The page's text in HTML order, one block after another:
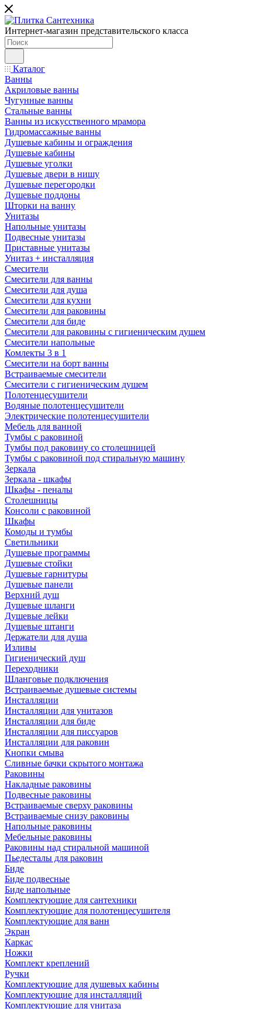
Интернет-магазин представительского класса
Каталог
Ванны
Акриловые ванны
Чугунные ванны
Стальные ванны
Ванны из искусственного мрамора
Гидромассажные ванны
Душевые кабины и ограждения
Душевые кабины
Душевые уголки
Душевые двери в нишу
Душевые перегородки
Душевые поддоны
Шторки на ванну
Унитазы
Напольные унитазы
Подвесные унитазы
Приставные унитазы
Унитаз + инсталляция
Смесители
Смесители для ванны
Смесители для душа
Смесители для кухни
Смесители для раковины
Смесители для биде
Смесители для раковины с гигиеническим душем
Смесители напольные
Комлекты 3 в 1
Смесители на борт ванны
Встраиваемые смесители
Смесители с гигиеническим душем
Полотенцесушители
Водяные полотенцесушители
Электрические полотенцесушители
Мебель для ванной
Тумбы с раковиной
Тумбы под раковину со столешницей
Тумбы с раковиной под стиральную машину
Зеркала
Зеркала - шкафы
Шкафы - пеналы
Столешницы
Консоли с раковиной
Шкафы
Комоды и тумбы
Светильники
Душевые программы
Душевые стойки
Душевые гарнитуры
Душевые панели
Верхний душ
Душевые шланги
Душевые лейки
Душевые штанги
Держатели для душа
Изливы
Гигиенический душ
Переходники
Шланговые подключения
Встраиваемые душевые системы
Инсталляции
Инсталляции для унитазов
Инсталляции для биде
Инсталляции для писсуаров
Инсталляции для раковин
Кнопки смыва
Сливные бачки скрытого монтажа
Раковины
Накладные раковины
Подвесные раковины
Встраиваемые сверху раковины
Встраиваемые снизу раковины
Напольные раковины
Мебельные раковины
Раковины над стиральной машиной
Пьедесталы для раковин
Биде
Биде подвесные
Биде напольные
Комплектующие для сантехники
Комплектующие для полотенцесушителя
Комплектующие для ванн
Экран
Каркас
Ножки
Комплект креплений
Ручки
Комплектующие для душевых кабины
Комплектующие для инсталляций
Комплектующие для унитаза